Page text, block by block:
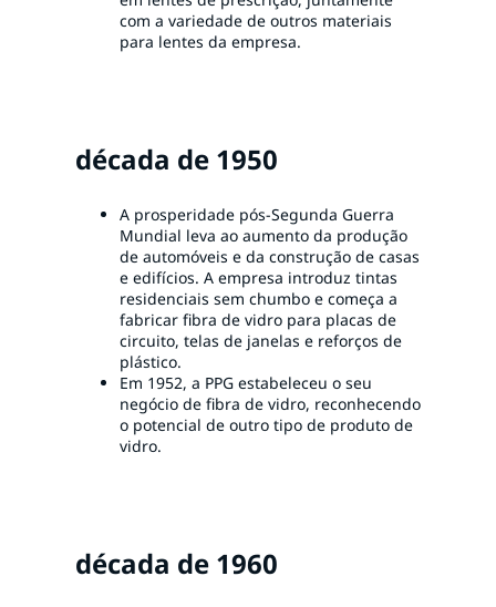
com a variedade de outros materiais
para lentes da empresa.
década de 1950
A prosperidade pós-Segunda Guerra
Mundial leva ao aumento da produção
de automóveis e da construção de casas
e edifícios. A empresa introduz tintas
residenciais sem chumbo e começa a
fabricar fibra de vidro para placas de
circuito, telas de janelas e reforços de
plástico.
Em 1952, a PPG estabeleceu o seu
negócio de fibra de vidro, reconhecendo
o potencial de outro tipo de produto de
vidro.
década de 1960